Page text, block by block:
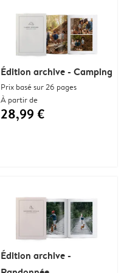
Édition archive - Camping
Prix basé sur 26 pages
À partir de
28,99 €
Édition archive -